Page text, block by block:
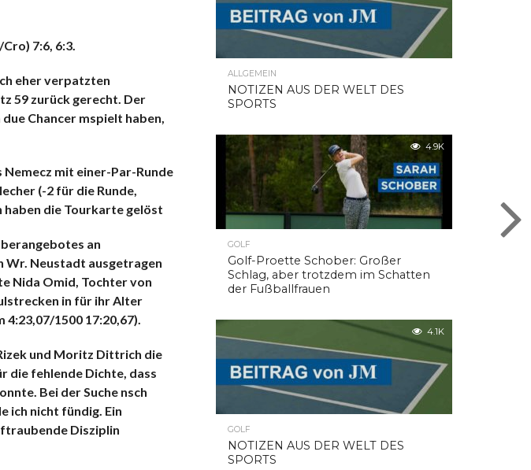
7:6, 6:3.
eher verpatzten
59 zurück gerecht. Der
Chancer mspielt haben,
Nemecz mit einer-Par-Runde
(-2 für die Runde,
haben die Tourkarte gelöst
an
Wr. Neustadt ausgetragen
Nida Omid, Tochter von
in für ihr Alter
1500 17:20,67).
und Moritz Dittrich die
die fehlende Dichte, dass
Bei der Suche nsch
ich nicht fündig. Ein
Disziplin
ALLGEMEIN
NOTIZEN AUS DER WELT DES
SPORTS
4.9K
GOLF
Golf-Proette Schober: Großer
Schlag, aber trotzdem im Schatten
der Fußballfrauen
4.1K
GOLF
NOTIZEN AUS DER WELT DES
SPORTS